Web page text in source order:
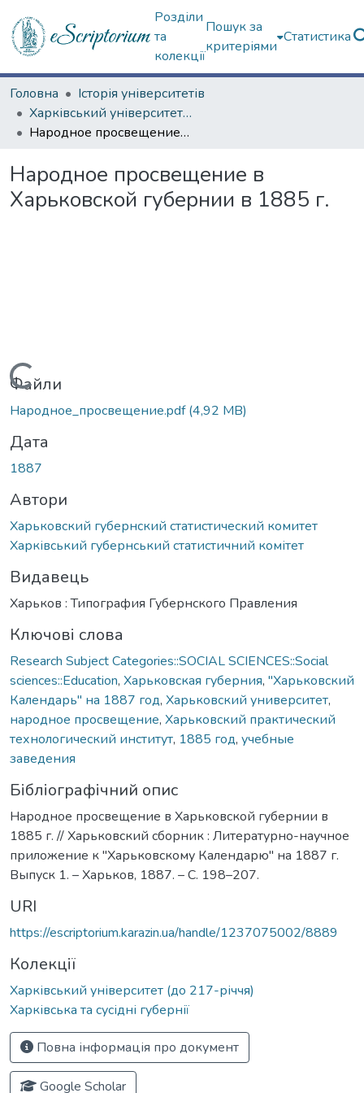
Розділи
та
колекції
Пошук за
критеріями
Статистика
Головна
Історія університетів
Харківський університет (до 217-річчя)
Народное просвещение в Харьковской губернии в 1885 г.
Народное просвещение в
Харьковской губернии в 1885 г.
Вантажиться...
Файли
Народное_просвещение.pdf(4,92 MB)
Дата
1887
Автори
Харьковский губернский статистический комитет
Харківський губернський статистичний комітет
Видавець
Харьков : Типография Губернского Правления
Ключові слова
Research Subject Categories::SOCIAL SCIENCES::Social
sciences::Education, Харьковская губерния, "Харьковский
Календарь" на 1887 год, Харьковский университет,
народное просвещение, Харьковский практический
технологический институт, 1885 год, учебные
заведения
Бібліографічний опис
Народное просвещение в Харьковской губернии в
1885 г. // Харьковский сборник : Литературно-научное
приложение к "Харьковскому Календарю" на 1887 г.
Выпуск 1. – Харьков, 1887. – С. 198–207.
URI
https://escriptorium.karazin.ua/handle/1237075002/8889
Колекції
Харківський університет (до 217-річчя)
Харківська та сусідні губернії
Повна інформація про документ
Google Scholar